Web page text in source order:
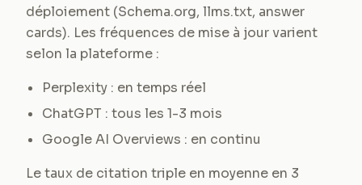
déploiement (Schema.org, llms.txt, answer
cards). Les fréquences de mise à jour varient
selon la plateforme :
Perplexity : en temps réel
ChatGPT : tous les 1-3 mois
Google AI Overviews : en continu
Le taux de citation triple en moyenne en 3